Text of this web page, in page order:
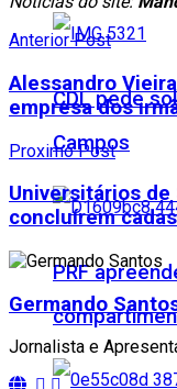
CDL pede
Campos
PRF
Anterior Post
Alessandro
empresa dos
Proximo Post
Universitários
concluírem
Germando
Jornalista e